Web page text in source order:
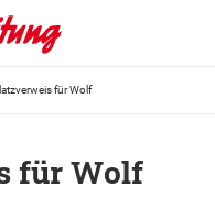
für Wolf
für Wolf